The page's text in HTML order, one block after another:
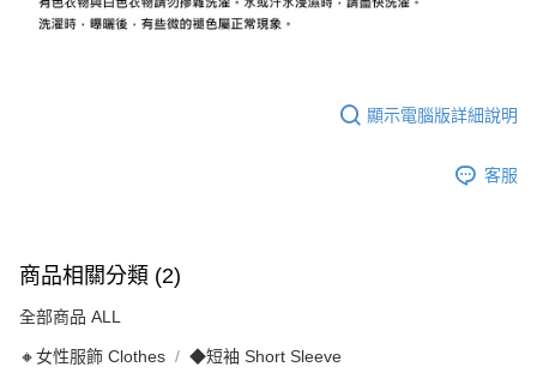
顯示電腦版詳細說明
客服
商品相關分類 (2)
全部商品 ALL
🔸女性服飾 Clothes ◆短袖 Short Sleeve